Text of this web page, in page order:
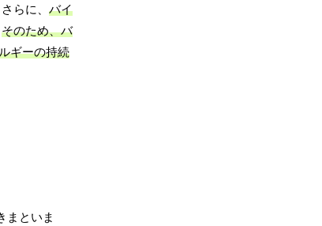
さらに、 バイ
そのため、バ
ギーの持続
まといま